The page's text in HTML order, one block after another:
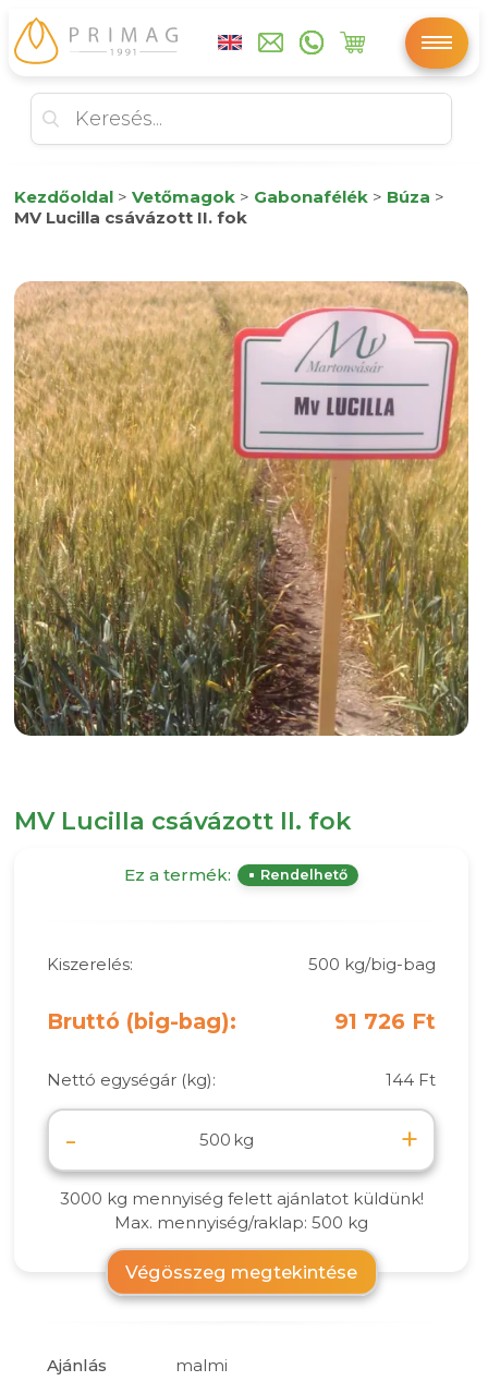
Kezdőoldal > Vetőmagok > Gabonafélék > Búza >
MV Lucilla csávázott II. fok
MV Lucilla csávázott II. fok
Ez a termék: Rendelhető
Kiszerelés: 500 kg/big-bag
Bruttó (big-bag): 91 726 Ft
Nettó egységár (kg): 144 Ft
- kg +
3000 kg mennyiség felett ajánlatot küldünk!
Max. mennyiség/raklap: 500 kg
Végösszeg megtekintése
Ajánlás
malmi